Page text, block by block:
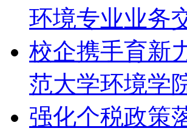
环境专业业务
校企携手育新
范大学环境学
强化个税政策